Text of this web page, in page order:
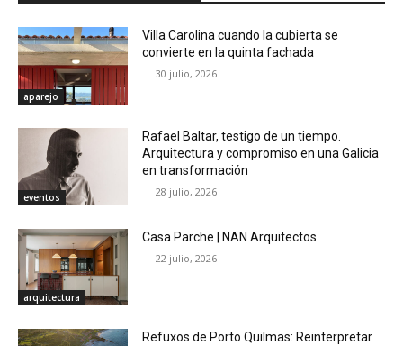
aparejo
Villa Carolina cuando la cubierta se
convierte en la quinta fachada
30 julio, 2026
eventos
Rafael Baltar, testigo de un tiempo.
Arquitectura y compromiso en una Galicia
en transformación
28 julio, 2026
arquitectura
Casa Parche | NAN Arquitectos
22 julio, 2026
Refuxos de Porto Quilmas: Reinterpretar